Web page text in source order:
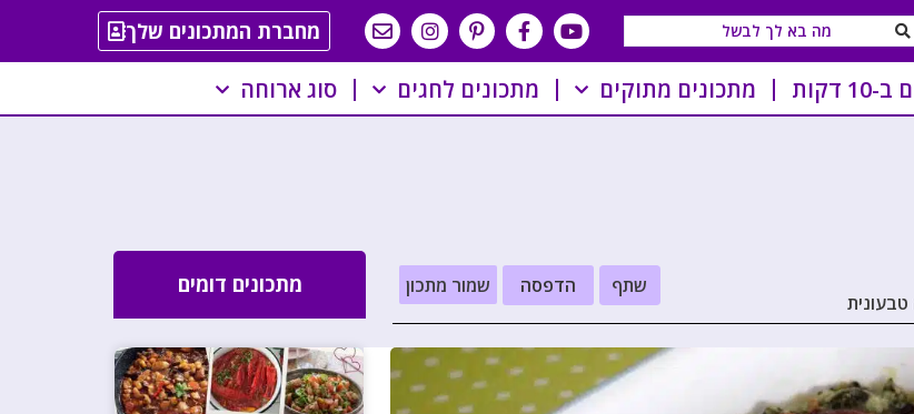
מחברת המתכונים שלך
דקות מתכונים מתוקים מתכונים לחגים סוג ארוחה
שתף הדפסה שמור מתכון מתכונים דומים